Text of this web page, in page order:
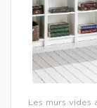
Les murs vides